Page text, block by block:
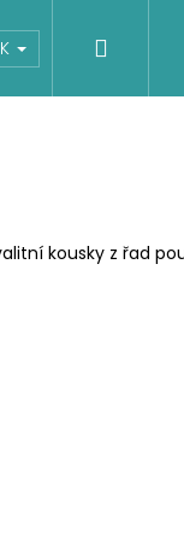
Dětské
kousky z řad